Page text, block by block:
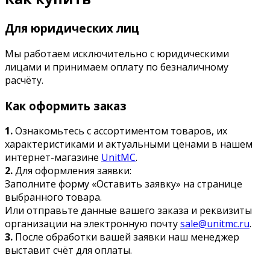
Для юридических лиц
Мы работаем исключительно с юридическими
лицами и принимаем оплату по безналичному
расчёту.
Как оформить заказ
1.Ознакомьтесь с ассортиментом товаров, их
характеристиками и актуальными ценами в нашем
интернет-магазине UnitMC.
2.Для оформления заявки:
Заполните форму «Оставить заявку» на странице
выбранного товара.
Или отправьте данные вашего заказа и реквизиты
организации на электронную почтуsale@unitmc.ru.
3. После обработки вашей заявки наш менеджер
выставит счёт для оплаты.